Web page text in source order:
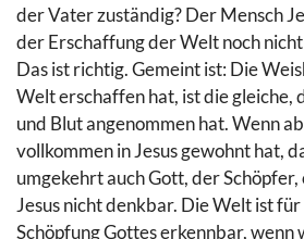
der Vater zuständig? Der Mensch
der Erschaffung der Welt noch
Das ist richtig. Gemeint ist: Die
Welt erschaffen hat, ist die gleiche,
und Blut angenommen hat. Wenn
vollkommen in Jesus gewohnt hat,
umgekehrt auch Gott, der
Jesus nicht denkbar. Die Welt ist für
Schöpfung Gottes erkennbar, wenn